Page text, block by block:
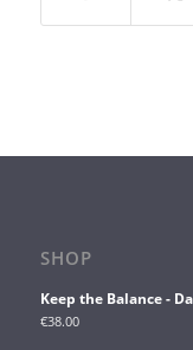
SHOP
Keep the Balance -
€38.00